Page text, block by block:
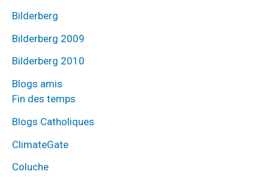
Bilderberg
Bilderberg 2009
Bilderberg 2010
Blogs amis
Fin des temps
Blogs Catholiques
ClimateGate
Coluche